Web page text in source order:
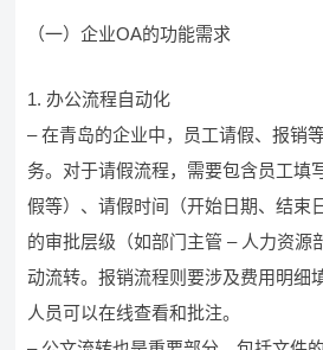
（一）企业OA的功能需求
1. 办公流程自动化
– 在青岛的企业中，员工请假、报销
务。对于请假流程，需要包含员工填
假等）、请假时间（开始日期、结束
的审批层级（如部门主管 – 人力资源
动流转。报销流程则要涉及费用明细
人员可以在线查看和批注。